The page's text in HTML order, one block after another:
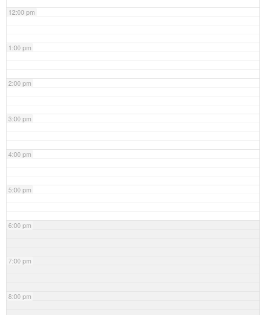
12:00 pm
1:00 pm
2:00 pm
3:00 pm
4:00 pm
5:00 pm
6:00 pm
7:00 pm
8:00 pm